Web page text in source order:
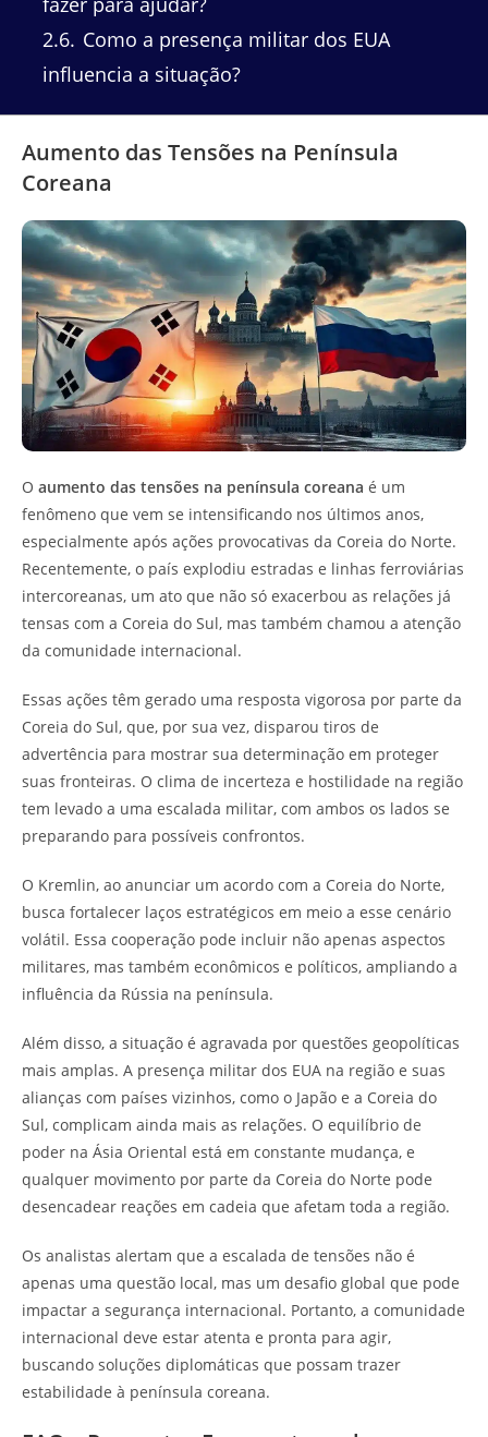
2.6 Como a presença militar dos EUA
influencia a situação?
Aumento das Tensões na Península
Coreana
O aumento das tensões na península coreana é um
fenômeno que vem se intensificando nos últimos anos,
especialmente após ações provocativas da Coreia do Norte.
Recentemente, o país explodiu estradas e linhas ferroviárias
intercoreanas, um ato que não só exacerbou as relações já
tensas com a Coreia do Sul, mas também chamou a atenção
da comunidade internacional.
Essas ações têm gerado uma resposta vigorosa por parte da
Coreia do Sul, que, por sua vez, disparou tiros de
advertência para mostrar sua determinação em proteger
suas fronteiras. O clima de incerteza e hostilidade na região
tem levado a uma escalada militar, com ambos os lados se
preparando para possíveis confrontos.
O Kremlin, ao anunciar um acordo com a Coreia do Norte,
busca fortalecer laços estratégicos em meio a esse cenário
volátil. Essa cooperação pode incluir não apenas aspectos
militares, mas também econômicos e políticos, ampliando a
influência da Rússia na península.
Além disso, a situação é agravada por questões geopolíticas
mais amplas. A presença militar dos EUA na região e suas
alianças com países vizinhos, como o Japão e a Coreia do
Sul, complicam ainda mais as relações. O equilíbrio de
poder na Ásia Oriental está em constante mudança, e
qualquer movimento por parte da Coreia do Norte pode
desencadear reações em cadeia que afetam toda a região.
Os analistas alertam que a escalada de tensões não é
apenas uma questão local, mas um desafio global que pode
impactar a segurança internacional. Portanto, a comunidade
internacional deve estar atenta e pronta para agir,
buscando soluções diplomáticas que possam trazer
estabilidade à península coreana.